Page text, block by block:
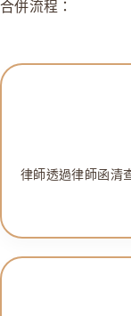
合併流程：
律師透過律師函清